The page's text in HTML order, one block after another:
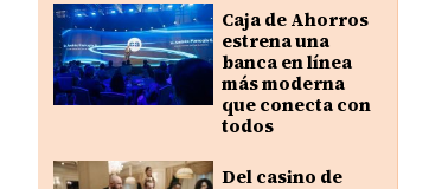
Caja de Ahorros
estrena una
banca en línea
más moderna
que conecta con
todos
Del casino de